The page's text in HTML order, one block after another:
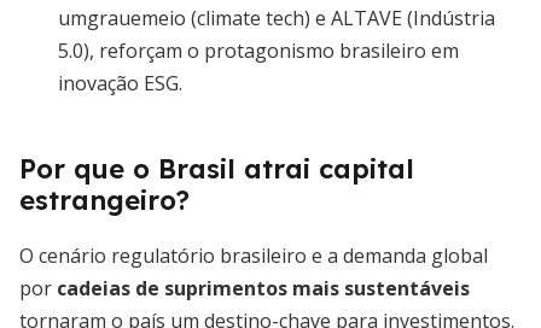
umgrauemeio (climate tech) e ALTAVE (Indústria
5.0), reforçam o protagonismo brasileiro em
inovação ESG.
Por que o Brasil atrai capital
estrangeiro?
O cenário regulatório brasileiro e a demanda global
por cadeias de suprimentos mais sustentáveis
tornaram o país um destino-chave para investimentos.